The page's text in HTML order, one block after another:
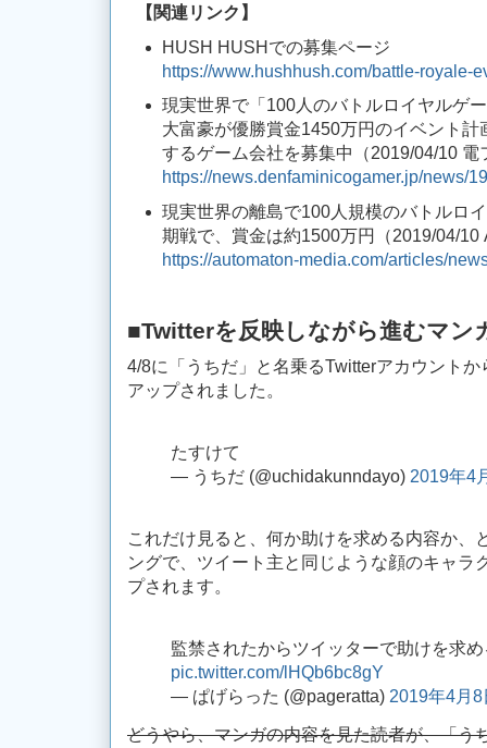
【関連リンク】
HUSH HUSHでの募集ページ
https://www.hushhush.com/battle-royale-
現実世界で「100人のバトルロイヤルゲ
大富豪が優勝賞金1450万円のイベント
するゲーム会社を募集中（2019/04/10
https://news.denfaminicogamer.jp/news/
現実世界の離島で100人規模のバトルロ
期戦で、賞金は約1500万円（2019/04/10
https://automaton-media.com/articles/
■Twitterを反映しながら進むマン
4/8に「うちだ」と名乗るTwitterアカウント
アップされました。
たすけて
— うちだ (@uchidakunndayo) 2019年4
これだけ見ると、何か助けを求める内容か、
ングで、ツイート主と同じような顔のキャラ
プされます。
監禁されたからツイッターで助けを
pic.twitter.com/lHQb6bc8gY
— ぱげらった (@pageratta) 2019年4月8
どうやら、マンガの内容を見た読者が、「う